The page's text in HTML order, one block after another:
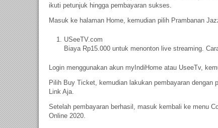
ikuti petunjuk hingga pembayaran sukses.
Masuk ke halaman Home, kemudian pilih Prambanan
USeeTV.com
Biaya Rp15.000 untuk menonton live streaming.
Login menggunakan akun myIndiHome atau UseeTv,
Pilih Buy Ticket, kemudian lakukan pembayaran dengan
Link Aja.
Setelah pembayaran berhasil, masuk kembali ke menu
Online 2020.